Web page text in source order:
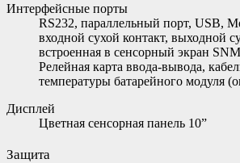
Интерфейсные порты
RS232, параллельный порт, USB,
входной сухой контакт, выходной
встроенная в сенсорный экран
Релейная карта ввода-вывода,
температуры батарейного модуля
Дисплей
Цветная сенсорная панель 10”
Защита